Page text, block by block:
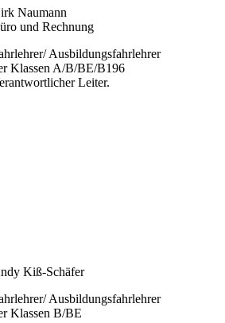
Naumann
und Rechnung
Ausbildungsfahrlehrer
Klassen A/B/BE/B196
Leiter.
Kiß-Schäfer
Ausbildungsfahrlehrer
Klassen B/BE